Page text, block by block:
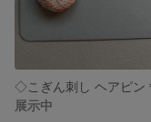
展示中